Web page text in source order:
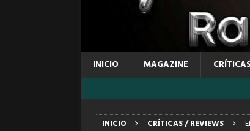
INICIO MAGAZINE
INICIO CRÍTICAS / REVIEWS